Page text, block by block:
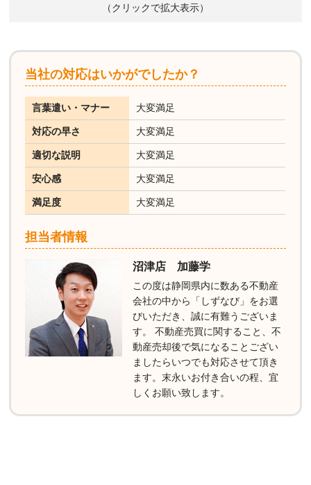
（クリックで拡大表示）
当社の対応はいかがでしたか？
言葉遣い・マナー 大変満足
対応の早さ 大変満足
適切な説明 大変満足
安心感 大変満足
満足度 大変満足
担当者情報
沼津店 加藤学
この度は静岡県内に数ある不動産
会社の中から「しずなび」をお選
びいただき、誠に有難うございま
す。 不動産売買に関すること、不
動産売却後で気になることござい
ましたらいつでも対応させて頂き
ます。末永いお付き合いの程、宜
しくお願い致します。